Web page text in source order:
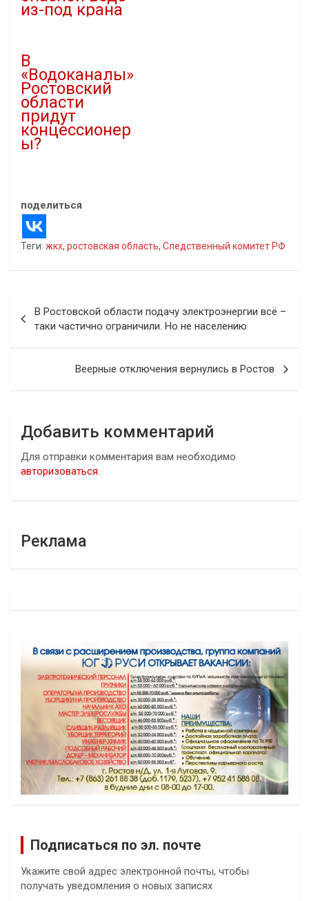
из-под крана
В
«Водоканалы»
Ростовский
области
придут
концессионер
ы?
поделиться
Теги: жкх, ростовская область, Следственный комитет РФ
по
записям
В Ростовской области подачу электроэнергии всё –
таки частично ограничили. Но не населению
Веерные отключения вернулись в Ростов
Добавить комментарий
Для отправки комментария вам необходимо
авторизоваться.
Реклама
Подписаться по эл. почте
Укажите свой адрес электронной почты, чтобы
получать уведомления о новых записях